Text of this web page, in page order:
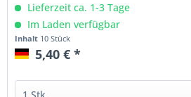
Lieferzeit ca. 1-3 Tage
Im Laden verfügbar
Inhalt 10 Stück
5,40 € *